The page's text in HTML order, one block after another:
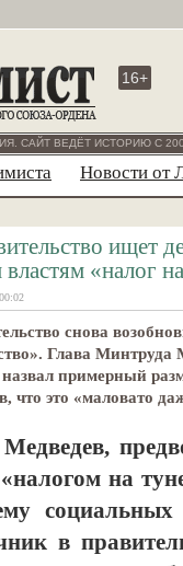
16+
САЙТ ВЕДЁТ ИСТОРИЮ С
Новости от
ищет
властям «налог
снова
Глава
примерный
что это «маловато
на
в